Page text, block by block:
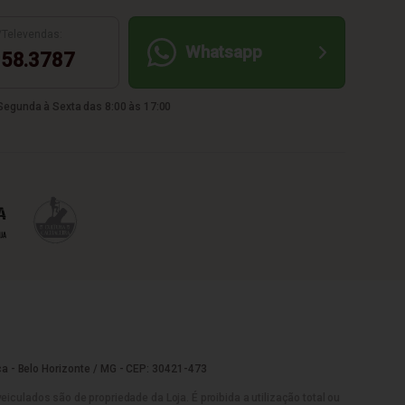
Whatsapp
à Sexta das 8:00 às 17:00
- Belo Horizonte / MG - CEP: 30421-473